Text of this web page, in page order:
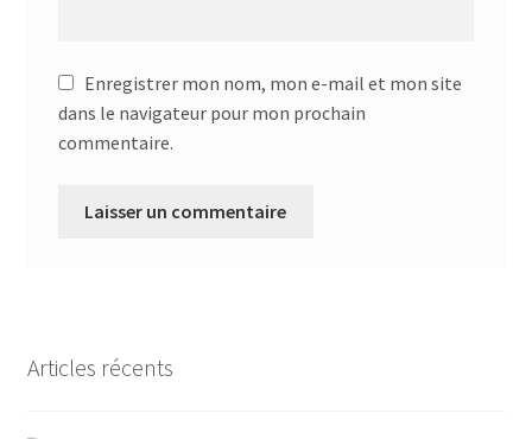
Enregistrer mon nom, mon e-mail et mon site
dans le navigateur pour mon prochain
commentaire.
Articles récents